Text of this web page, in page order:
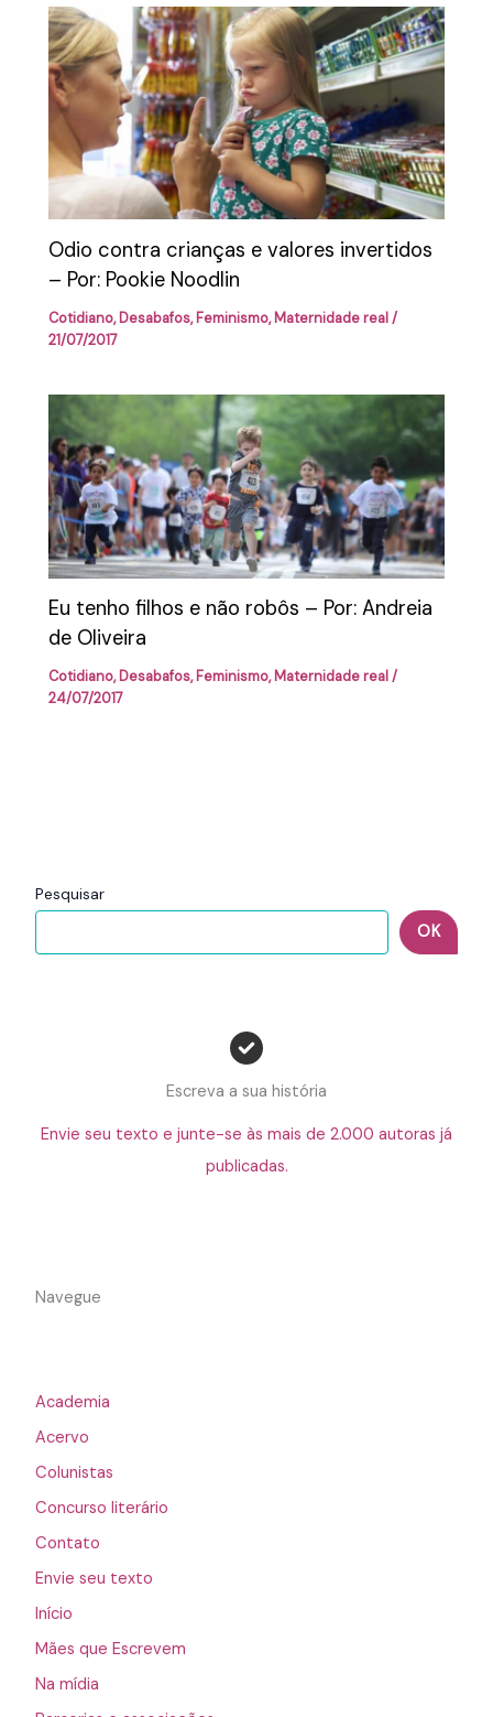
Pesquisar
OK
Escreva a sua história
Envie seu texto e junte-se às mais de 2.000 autoras já
publicadas.
Navegue
Academia
Acervo
Colunistas
Concurso literário
Contato
Envie seu texto
Início
Mães que Escrevem
Na mídia
Odio contra crianças e valores invertidos
– Por: Pookie Noodlin
Cotidiano,Desabafos,Feminismo,Maternidade real/
21/07/2017
Eu tenho filhos e não robôs – Por: Andreia
de Oliveira
Cotidiano,Desabafos,Feminismo,Maternidade real/
24/07/2017